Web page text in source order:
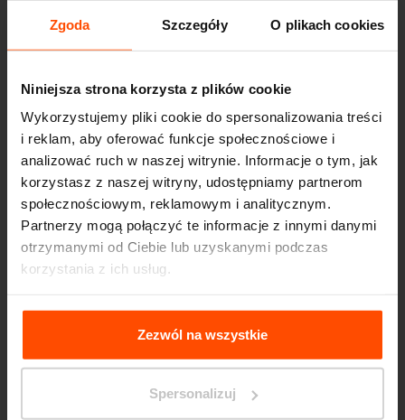
Zgoda Szczegóły O plikach cookies
Niniejsza strona korzysta z plików cookie
Wykorzystujemy pliki cookie do spersonalizowania treści
i reklam, aby oferować funkcje społecznościowe i
analizować ruch w naszej witrynie. Informacje o tym, jak
korzystasz z naszej witryny, udostępniamy partnerom
społecznościowym, reklamowym i analitycznym.
Partnerzy mogą połączyć te informacje z innymi danymi
otrzymanymi od Ciebie lub uzyskanymi podczas
korzystania z ich usług.
Więcej informacji można znaleźć na stroniePrinciples
Relating to the Processing Personal Data
Zezwól na wszystkie
Spersonalizuj